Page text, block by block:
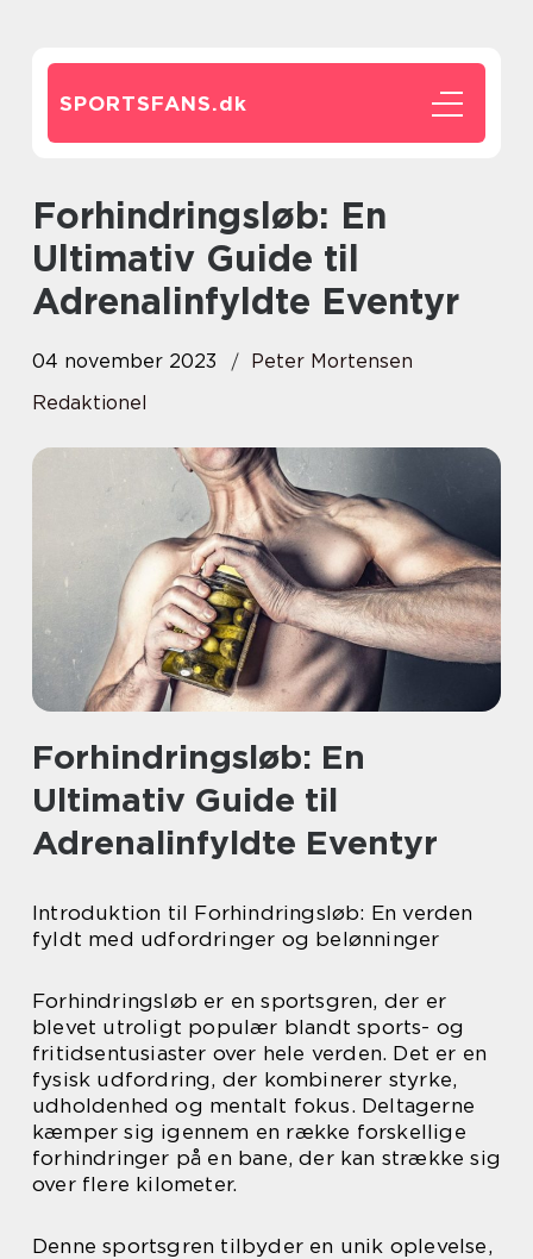
SPORTSFANS.dk
Forhindringsløb: En
Ultimativ Guide til
Adrenalinfyldte Eventyr
04 november 2023
Peter Mortensen
Redaktionel
Forhindringsløb: En
Ultimativ Guide til
Adrenalinfyldte Eventyr
Introduktion til Forhindringsløb: En verden
fyldt med udfordringer og belønninger
Forhindringsløb er en sportsgren, der er
blevet utroligt populær blandt sports- og
fritidsentusiaster over hele verden. Det er en
fysisk udfordring, der kombinerer styrke,
udholdenhed og mentalt fokus. Deltagerne
kæmper sig igennem en række forskellige
forhindringer på en bane, der kan strække sig
over flere kilometer.
Denne sportsgren tilbyder en unik oplevelse,